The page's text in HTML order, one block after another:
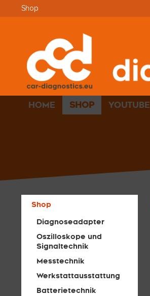
HOME SHOP YOUTUBE
Shop
Shop
Diagnoseadapter
Oszilloskope und
Signaltechnik
Messtechnik
Werkstattausstattung
Batterietechnik